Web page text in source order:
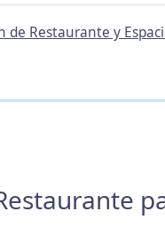
Restaurante y